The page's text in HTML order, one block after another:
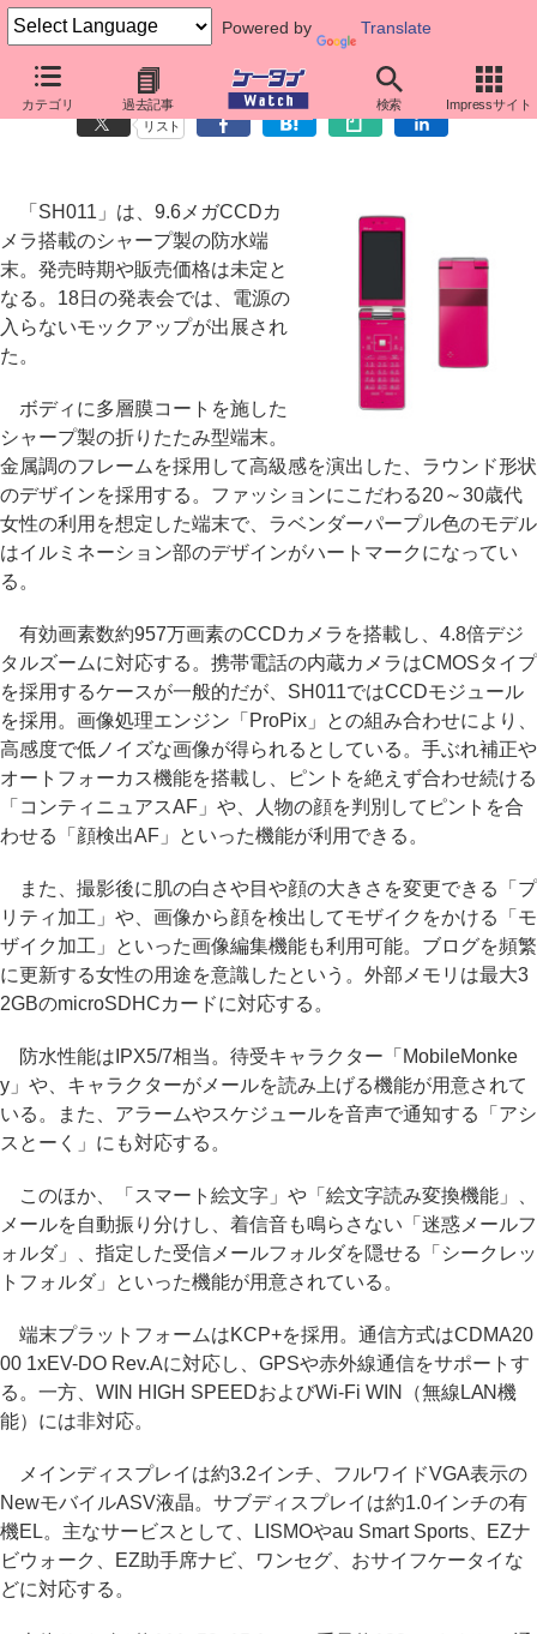
Powered by Translate
カテゴリ 過去記事 検索 Impressサイト
9.6メガCCD搭載のシャープ製防水モデル「SH011」
リスト
「SH011」は、9.6メガCCDカ
メラ搭載のシャープ製の防水端
末。発売時期や販売価格は未定と
なる。18日の発表会では、電源の
入らないモックアップが出展され
た。
ボディに多層膜コートを施した
シャープ製の折りたたみ型端末。
金属調のフレームを採用して高級感を演出した、ラウンド形状
のデザインを採用する。ファッションにこだわる20～30歳代
女性の利用を想定した端末で、ラベンダーパープル色のモデル
はイルミネーション部のデザインがハートマークになってい
る。
有効画素数約957万画素のCCDカメラを搭載し、4.8倍デジ
タルズームに対応する。携帯電話の内蔵カメラはCMOSタイプ
を採用するケースが一般的だが、SH011ではCCDモジュール
を採用。画像処理エンジン「ProPix」との組み合わせにより、
高感度で低ノイズな画像が得られるとしている。手ぶれ補正や
オートフォーカス機能を搭載し、ピントを絶えず合わせ続ける
「コンティニュアスAF」や、人物の顔を判別してピントを合
わせる「顔検出AF」といった機能が利用できる。
また、撮影後に肌の白さや目や顔の大きさを変更できる「プ
リティ加工」や、画像から顔を検出してモザイクをかける「モ
ザイク加工」といった画像編集機能も利用可能。ブログを頻繁
に更新する女性の用途を意識したという。外部メモリは最大3
2GBのmicroSDHCカードに対応する。
防水性能はIPX5/7相当。待受キャラクター「MobileMonke
y」や、キャラクターがメールを読み上げる機能が用意されて
いる。また、アラームやスケジュールを音声で通知する「アシ
スとーく」にも対応する。
このほか、「スマート絵文字」や「絵文字読み変換機能」、
メールを自動振り分けし、着信音も鳴らさない「迷惑メールフ
ォルダ」、指定した受信メールフォルダを隠せる「シークレッ
トフォルダ」といった機能が用意されている。
端末プラットフォームはKCP+を採用。通信方式はCDMA20
00 1xEV-DO Rev.Aに対応し、GPSや赤外線通信をサポートす
る。一方、WIN HIGH SPEEDおよびWi-Fi WIN（無線LAN機
能）には非対応。
メインディスプレイは約3.2インチ、フルワイドVGA表示の
NewモバイルASV液晶。サブディスプレイは約1.0インチの有
機EL。主なサービスとして、LISMOやau Smart Sports、EZナ
ビウォーク、EZ助手席ナビ、ワンセグ、おサイフケータイな
どに対応する。